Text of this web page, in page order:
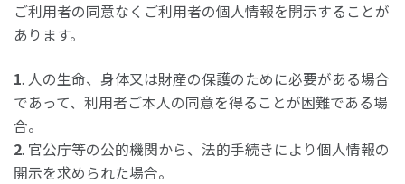
ご利用者の同意なくご利用者の個人情報を開示することが
あります。
1. 人の生命、身体又は財産の保護のために必要がある場合
であって、利用者ご本人の同意を得ることが困難である場
合。
2. 官公庁等の公的機関から、法的手続きにより個人情報の
開示を求められた場合。